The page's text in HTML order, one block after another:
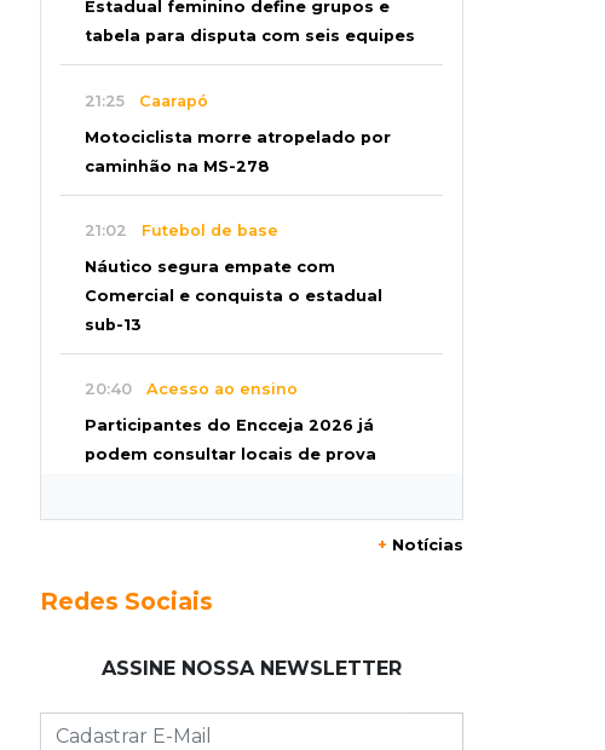
Estadual feminino define grupos e
tabela para disputa com seis equipes
21:25 Caarapó
Motociclista morre atropelado por
caminhão na MS-278
21:02 Futebol de base
Náutico segura empate com
Comercial e conquista o estadual
sub-13
20:40 Acesso ao ensino
Participantes do Encceja 2026 já
podem consultar locais de prova
20:29Pedro Gomes
jogo que vale acesso inédito à Série
A2
+ Notícias
Redes Sociais
ASSINE NOSSA NEWSLETTER